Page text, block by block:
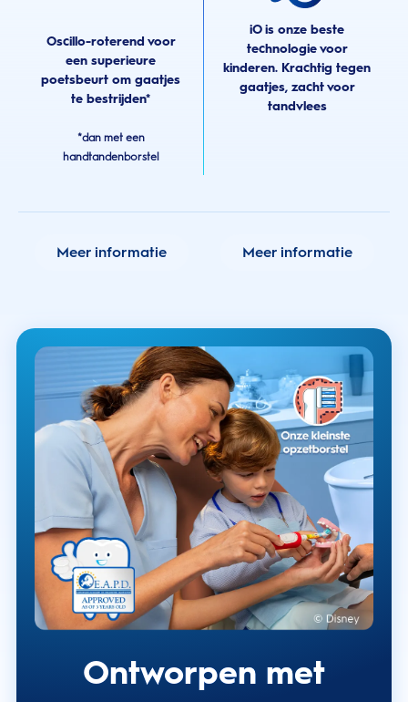
Oscillo-roterend voor
een superieure
poetsbeurt om gaatjes
te bestrijden*
*dan met een
handtandenborstel
iO is onze beste
technologie voor
kinderen. Krachtig tegen
gaatjes, zacht voor
tandvlees
Meer informatie Meer informatie
Ontworpen met